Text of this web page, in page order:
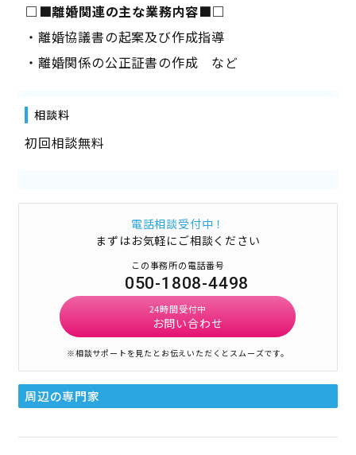
――□■離婚関連の主な業務内容■□――
・離婚協議書の起案及び作成指導
・離婚関係の公正証書の作成 など
相談料
初回相談無料
電話相談受付中！
まずはお気軽にご相談ください
この事務所の電話番号
050-1808-4498
24時間受付中
お問い合わせ
※相談サポートを見たとお伝えいただくとスムーズです。
周辺の専門家